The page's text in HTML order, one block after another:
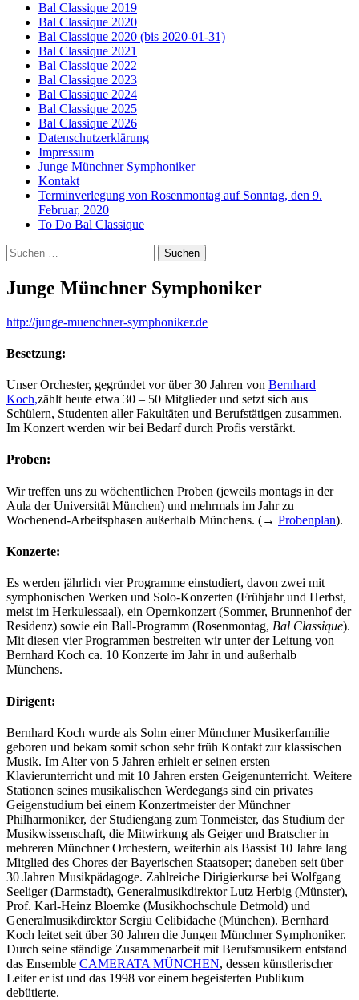
Bal Classique 2019
Bal Classique 2020
Bal Classique 2020 (bis 2020-01-31)
Bal Classique 2021
Bal Classique 2022
Bal Classique 2023
Bal Classique 2024
Bal Classique 2025
Bal Classique 2026
Datenschutzerklärung
Impressum
Junge Münchner Symphoniker
Kontakt
Terminverlegung von Rosenmontag auf Sonntag, den 9.
Februar, 2020
To Do Bal Classique
Suchen
nach:
Junge Münchner Symphoniker
http://junge-muenchner-symphoniker.de
Besetzung:
Unser Orchester, gegründet vor über 30 Jahren von Bernhard
Koch,zählt heute etwa 30 – 50 Mitglieder und setzt sich aus
Schülern, Studenten aller Fakultäten und Berufstätigen zusammen.
Im Konzert werden wir bei Bedarf durch Profis verstärkt.
Proben:
Wir treffen uns zu wöchentlichen Proben (jeweils montags in der
Aula der Universität München) und mehrmals im Jahr zu
Wochenend-Arbeitsphasen außerhalb Münchens. (→ Probenplan).
Konzerte:
Es werden jährlich vier Programme einstudiert, davon zwei mit
symphonischen Werken und Solo-Konzerten (Frühjahr und Herbst,
meist im Herkulessaal), ein Opernkonzert (Sommer, Brunnenhof der
Residenz) sowie ein Ball-Programm (Rosenmontag, Bal Classique).
Mit diesen vier Programmen bestreiten wir unter der Leitung von
Bernhard Koch ca. 10 Konzerte im Jahr in und außerhalb
Münchens.
Dirigent:
Bernhard Koch wurde als Sohn einer Münchner Musikerfamilie
geboren und bekam somit schon sehr früh Kontakt zur klassischen
Musik. Im Alter von 5 Jahren erhielt er seinen ersten
Klavierunterricht und mit 10 Jahren ersten Geigenunterricht. Weitere
Stationen seines musikalischen Werdegangs sind ein privates
Geigenstudium bei einem Konzertmeister der Münchner
Philharmoniker, der Studiengang zum Tonmeister, das Studium der
Musikwissenschaft, die Mitwirkung als Geiger und Bratscher in
mehreren Münchner Orchestern, weiterhin als Bassist 10 Jahre lang
Mitglied des Chores der Bayerischen Staatsoper; daneben seit über
30 Jahren Musikpädagoge. Zahlreiche Dirigierkurse bei Wolfgang
Seeliger (Darmstadt), Generalmusikdirektor Lutz Herbig (Münster),
Prof. Karl-Heinz Bloemke (Musikhochschule Detmold) und
Generalmusikdirektor Sergiu Celibidache (München). Bernhard
Koch leitet seit über 30 Jahren die Jungen Münchner Symphoniker.
Durch seine ständige Zusammenarbeit mit Berufsmusikern entstand
das Ensemble CAMERATA MÜNCHEN, dessen künstlerischer
Leiter er ist und das 1998 vor einem begeisterten Publikum
debütierte.